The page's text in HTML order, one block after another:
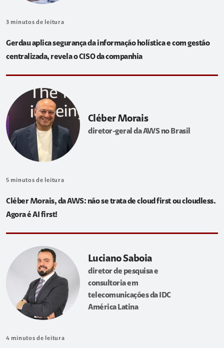
3 minutos de leitura
Gerdau aplica segurança da informação holística e com gestão
centralizada, revela o CISO da companhia
Cléber Morais
diretor-geral da AWS no Brasil
5 minutos de leitura
Cléber Morais, da AWS: não se trata de cloud first ou cloudless.
Agora é AI first!
Luciano Saboia
diretor de pesquisa e
consultoria em
telecomunicações da IDC
América Latina
4 minutos de leitura